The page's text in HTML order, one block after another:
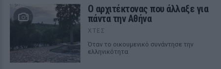
Ο αρχιτέκτονας που άλλαξε για
πάντα την Αθήνα
ΧΤΕΣ
Όταν το οικουμενικό συνάντησε την
ελληνικότητα